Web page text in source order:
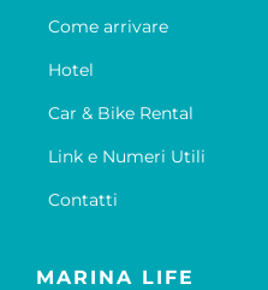
Come arrivare
Hotel
Car & Bike Rental
Link e Numeri Utili
Contatti
MARINA LIFE